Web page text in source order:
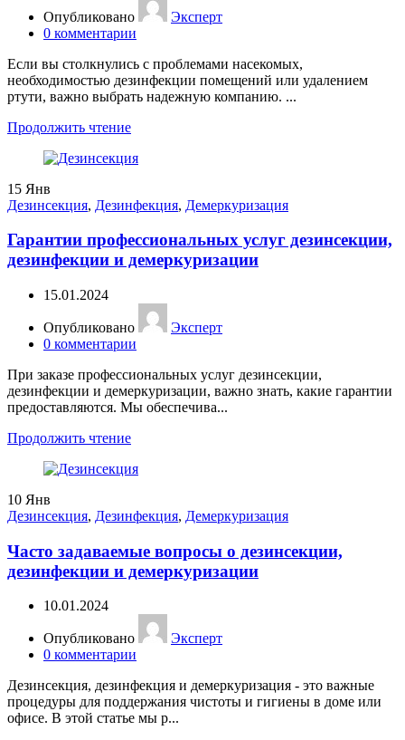
Опубликовано
Эксперт
0 комментарии
Если вы столкнулись с проблемами насекомых,
необходимостью дезинфекции помещений или удалением
ртути, важно выбрать надежную компанию. ...
Продолжить чтение
15 Янв
Дезинсекция, Дезинфекция, Демеркуризация
Гарантии профессиональных услуг дезинсекции,
дезинфекции и демеркуризации
15.01.2024
Опубликовано
Эксперт
0 комментарии
При заказе профессиональных услуг дезинсекции,
дезинфекции и демеркуризации, важно знать, какие гарантии
предоставляются. Мы обеспечива...
Продолжить чтение
10 Янв
Дезинсекция, Дезинфекция, Демеркуризация
Часто задаваемые вопросы о дезинсекции,
дезинфекции и демеркуризации
10.01.2024
Опубликовано
Эксперт
0 комментарии
Дезинсекция, дезинфекция и демеркуризация - это важные
процедуры для поддержания чистоты и гигиены в доме или
офисе. В этой статье мы р...